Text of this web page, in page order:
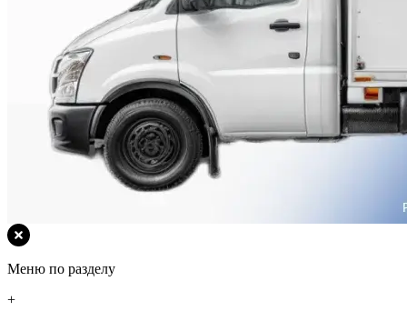
Меню по разделу
+